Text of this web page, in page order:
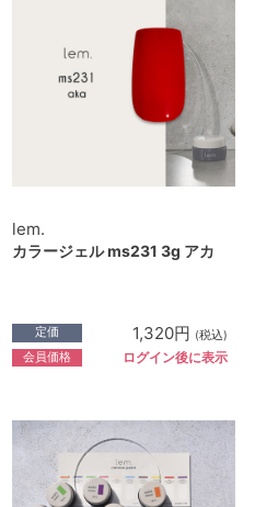
lem.
カラージェル ms231 3g アカ
定価 1,320円 (税込)
会員価格 ログイン後に表示